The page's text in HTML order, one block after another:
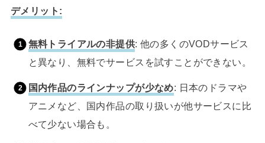
デメリット:
無料トライアルの非提供: 他の多くのVODサービス
と異なり、無料でサービスを試すことができない。
国内作品のラインナップが少なめ: 日本のドラマや
アニメなど、国内作品の取り扱いが他サービスに比
べて少ない場合も。